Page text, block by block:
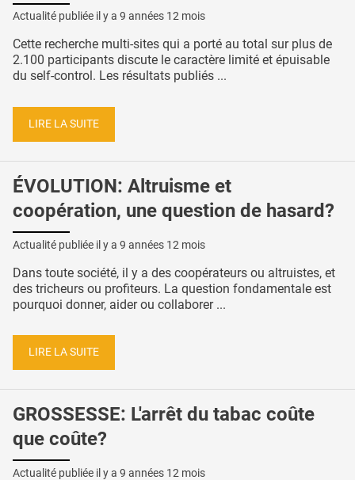
Actualité publiée il y a 9 années 12 mois
Cette recherche multi-sites qui a porté au total sur plus de
2.100 participants discute le caractère limité et épuisable
du self-control. Les résultats publiés ...
LIRE LA SUITE
ÉVOLUTION: Altruisme et
coopération, une question de hasard?
Actualité publiée il y a 9 années 12 mois
Dans toute société, il y a des coopérateurs ou altruistes, et
des tricheurs ou profiteurs. La question fondamentale est
pourquoi donner, aider ou collaborer ...
LIRE LA SUITE
GROSSESSE: L'arrêt du tabac coûte
que coûte?
Actualité publiée il y a 9 années 12 mois